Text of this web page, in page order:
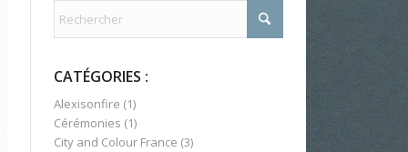
CATÉGORIES :
Alexisonfire (1)
Cérémonies (1)
City and Colour France (3)